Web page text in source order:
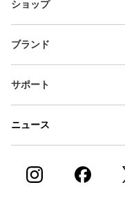
ショップ
ブランド
サポート
ニュース